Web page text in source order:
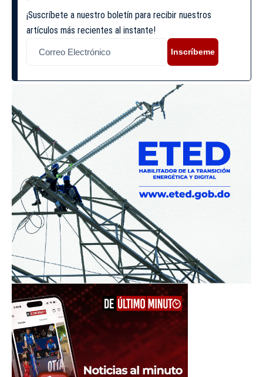
¡Suscríbete a nuestro boletín para recibir nuestros
artículos más recientes al instante!
Inscríbeme